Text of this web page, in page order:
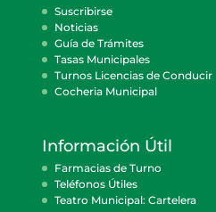
Suscribirse
Noticias
Guía de Trámites
Tasas Municipales
Turnos Licencias de Conducir
Cocheria Municipal
Información Útil
Farmacias de Turno
Teléfonos Útiles
Teatro Municipal: Cartelera